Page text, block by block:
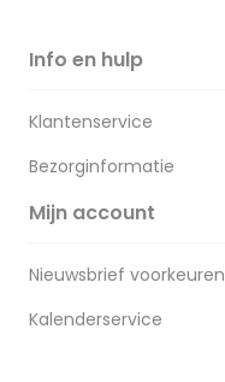
Info en hulp
Klantenservice
Bezorginformatie
Mijn account
Nieuwsbrief voorkeuren
Kalenderservice